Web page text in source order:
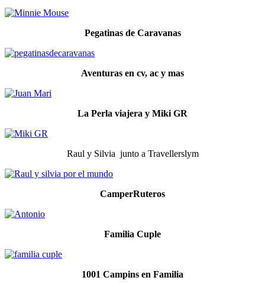
Pegatinas de Caravanas
Aventuras en cv, ac y mas
La Perla viajera y Miki GR
Raul y Silvia junto a Travellerslym
CamperRuteros
Familia Cuple
1001 Campins en Familia